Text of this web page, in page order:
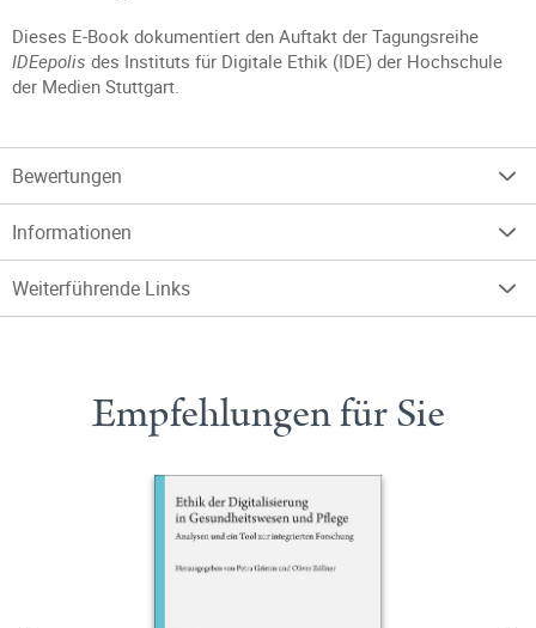
Dieses E-Book dokumentiert den Auftakt der Tagungsreihe
IDEepolis des Instituts für Digitale Ethik (IDE) der Hochschule
der Medien Stuttgart.
Bewertungen
Informationen
Weiterführende Links
Empfehlungen für Sie